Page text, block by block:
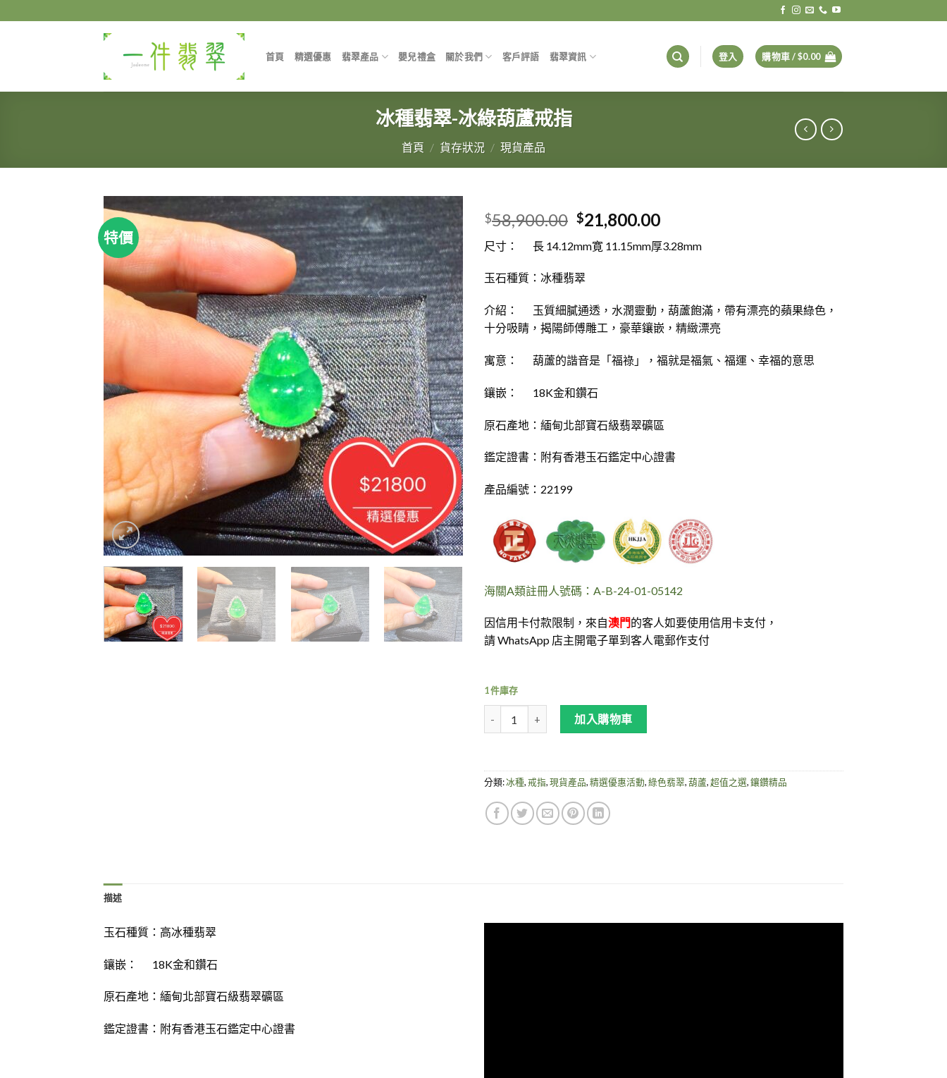
to
首頁 精選優惠 翡翠產品 嬰兒禮盒 關於我們 客戶評語 翡翠資訊 登入 購物車 /$0.00
冰種翡翠-冰綠葫蘆戒指
首頁 / 貨存狀況 / 現貨產品
特價
$58,900.00 $21,800.00
尺寸： 長 14.12mm寛 11.15mm厚3.28mm
玉石種質：冰種翡翠
介紹： 玉質細膩通透，水潤靈動，葫蘆飽滿，帶有漂亮的蘋果綠色，
十分吸睛，揭陽師傅雕工，豪華鑲嵌，精緻漂亮
寓意： 葫蘆的諧音是「福祿」，福就是福氣、福運、幸福的意思
鑲嵌： 18K金和鑽石
原石產地：緬甸北部寶石級翡翠礦區
鑑定證書：附有香港玉石鑑定中心證書
產品編號：22199
海關A類註冊人號碼：A-B-24-01-05142
因信用卡付款限制，來自澳門的客人如要使用信用卡支付，
請 WhatsApp 店主開電子單到客人電郵作支付
1 件庫存
冰種翡翠-冰綠葫蘆戒指 數量
加入購物車
分類:冰種,戒指,現貨產品,精選優惠活動,綠色翡翠,葫蘆,超值之選,鑲鑽精品
描述
玉石種質：高冰種翡翠
鑲嵌： 18K金和鑽石
原石產地：緬甸北部寶石級翡翠礦區
鑑定證書： 附有香港玉石鑑定中心證書